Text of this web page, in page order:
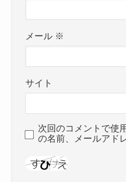
メール ※
サイト
次回のコメントで使
の名前、メールアド